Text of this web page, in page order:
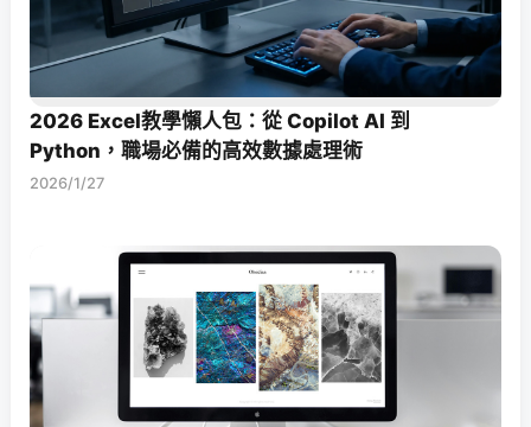
2026 Excel教學懶人包：從 Copilot AI 到
Python，職場必備的高效數據處理術
2026/1/27